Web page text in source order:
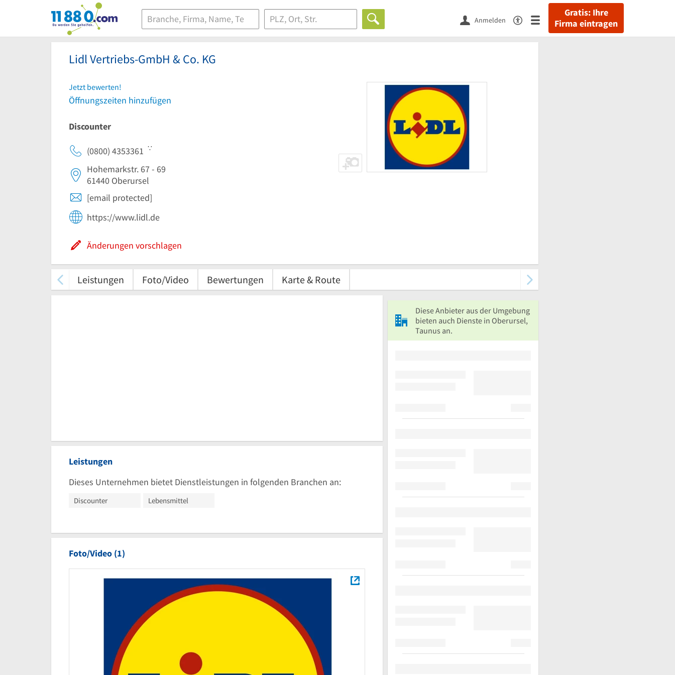
11880.com
Gratis: Ihre
Firma eintragen
Anmelden
Lidl Vertriebs-GmbH & Co. KG
Jetzt bewerten!
Öffnungszeiten hinzufügen
Discounter
(0800) 4353361 ∵
Hohemarkstr. 67 - 69
61440 Oberursel
[email protected]
https://www.lidl.de
Änderungen vorschlagen
Leistungen Foto/Video Bewertungen Karte & Route
Leistungen
Dieses Unternehmen bietet Dienstleistungen in folgenden Branchen an:
Discounter Lebensmittel
Foto/Video (1)
Diese Anbieter aus der Umgebung
bieten auch Dienste in Oberursel,
Taunus an.